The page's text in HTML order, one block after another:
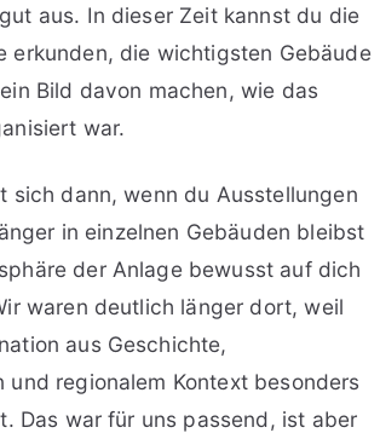
aus. In dieser Zeit kannst du die
erkunden, die wichtigsten Gebäude
Bild davon machen, wie das
war.
sich dann, wenn du Ausstellungen
in einzelnen Gebäuden bleibst
der Anlage bewusst auf dich
waren deutlich länger dort, weil
aus Geschichte,
und regionalem Kontext besonders
Das war für uns passend, ist aber